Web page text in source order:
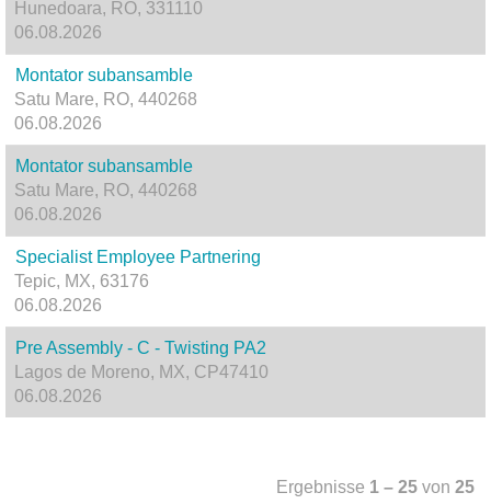
Hunedoara, RO, 331110
06.08.2026
Montator subansamble
Satu Mare, RO, 440268
06.08.2026
Montator subansamble
Satu Mare, RO, 440268
06.08.2026
Specialist Employee Partnering
Tepic, MX, 63176
06.08.2026
Pre Assembly - C - Twisting PA2
Lagos de Moreno, MX, CP47410
06.08.2026
Ergebnisse 1 – 25 von 25